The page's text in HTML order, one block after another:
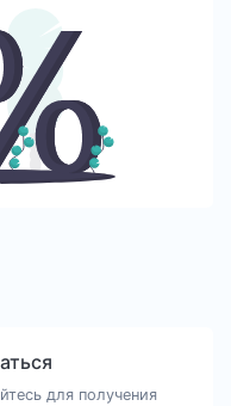
для получения